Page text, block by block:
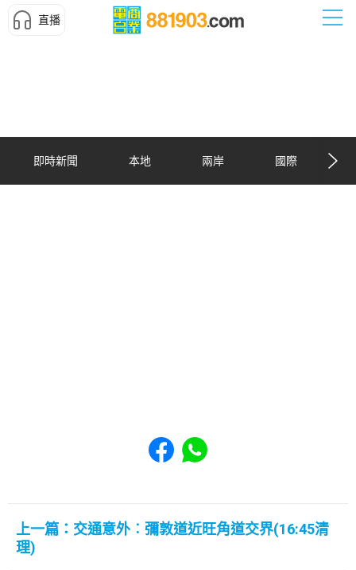
直播
即時新聞 本地 兩岸 國際
Share to Facebook
Share to WhatsApp
上一篇：交通意外︰彌敦道近旺角道交界(16:45清
理)